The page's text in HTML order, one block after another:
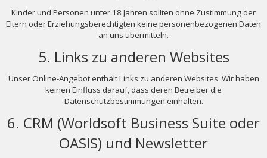
Kinder und Personen unter 18 Jahren sollten ohne Zustimmung der
Eltern oder Erziehungsberechtigten keine personenbezogenen Daten
an uns übermitteln.
5. Links zu anderen Websites
Unser Online-Angebot enthält Links zu anderen Websites. Wir haben
keinen Einfluss darauf, dass deren Betreiber die
Datenschutzbestimmungen einhalten.
6. CRM (Worldsoft Business Suite oder
OASIS) und Newsletter